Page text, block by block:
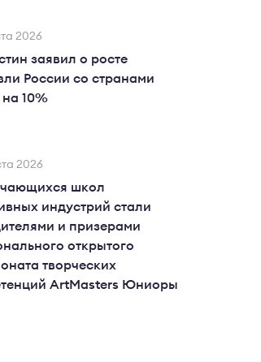
2026
заявил о росте
России со странами
10%
2026
школ
индустрий стали
и призерами
открытого
творческих
ArtMasters Юниоры